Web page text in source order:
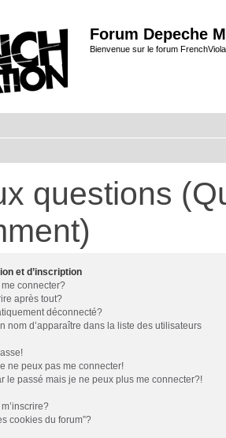
Forum Depeche
Bienvenue sur le forum
questions
et d’inscription
connecter?
après tout?
déconnecté?
nom d’apparaître dans la liste des utilisateurs
ne peux pas me connecter!
le passé mais je ne peux plus me connecter?!
cookies du forum”?